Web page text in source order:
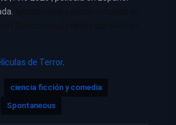
de Terror.
ciencia ficción y comedia
Spontaneous